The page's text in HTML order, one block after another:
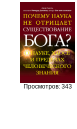
Просмотров: 343